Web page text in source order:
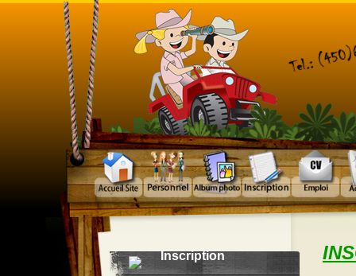
Inscription